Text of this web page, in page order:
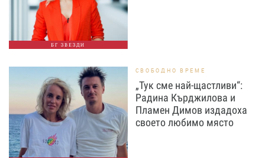
БГ ЗВЕЗДИ
СВОБОДНО ВРЕМЕ
„Тук сме най-щастливи“:
Радина Кърджилова и
Пламен Димов издадоха
своето любимо място